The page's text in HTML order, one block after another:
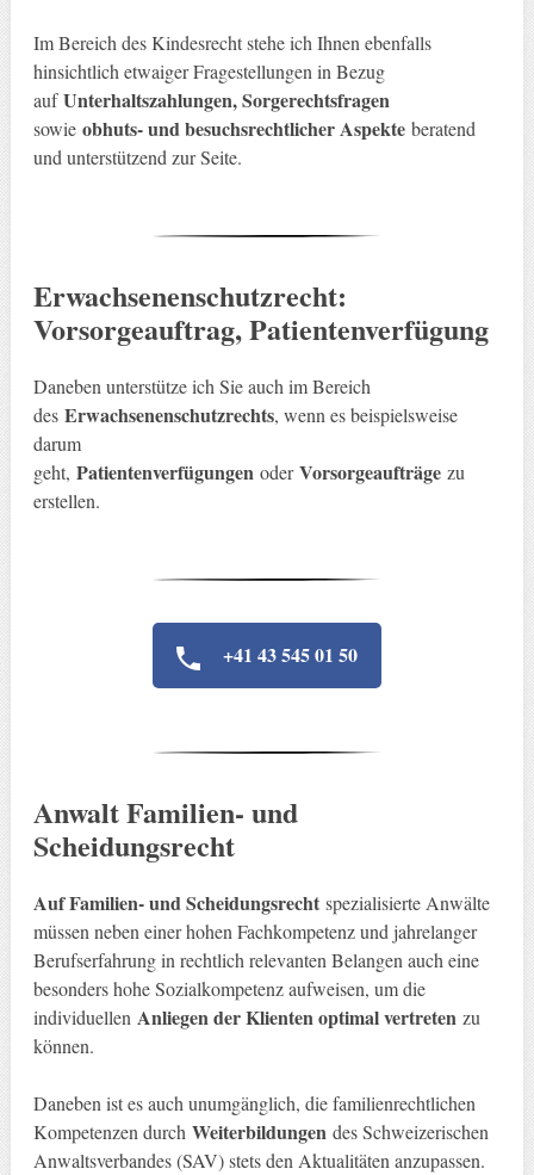
Im Bereich des Kindesrecht stehe ich Ihnen ebenfalls
hinsichtlich etwaiger Fragestellungen in Bezug
aufUnterhaltszahlungen, Sorgerechtsfragen
sowie obhuts- und besuchsrechtlicher Aspekteberatend
und unterstützend zur Seite.
Erwachsenenschutzrecht:
Vorsorgeauftrag, Patientenverfügung
Daneben unterstütze ich Sie auch im Bereich
des Erwachsenenschutzrechts, wenn es beispielsweise
darum
geht, Patientenverfügungen oderVorsorgeaufträgezu
erstellen.
+41 43 545 01 50
Anwalt Familien- und
Scheidungsrecht
Auf Familien- und Scheidungsrechtspezialisierte Anwälte
müssen neben einer hohen Fachkompetenz und jahrelanger
Berufserfahrung in rechtlich relevanten Belangen auch eine
besonders hohe Sozialkompetenz aufweisen, um die
individuellen Anliegen der Klienten optimal vertreten zu
können.
Daneben ist es auch unumgänglich, die familienrechtlichen
Kompetenzen durch Weiterbildungen des Schweizerischen
Anwaltsverbandes (SAV) stets den Aktualitäten anzupassen.